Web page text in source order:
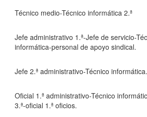
Técnico medio-Técnico informática 2.ª
Jefe administrativo 1.ª-Jefe de servicio-
informática-personal de apoyo sindical.
Jefe 2.ª administrativo-Técnico informática.
Oficial 1.ª administrativo-Técnico
3.ª-oficial 1.ª oficios.